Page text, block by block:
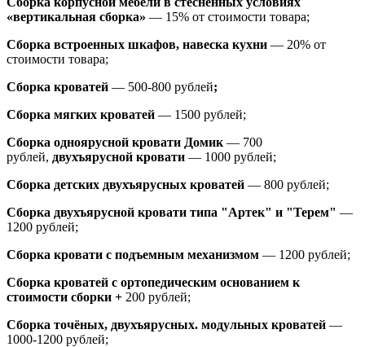
«вертикальная сборка» — 15% от стоимости товара;
Сборка встроенных шкафов, навеска кухни — 20% от
стоимости товара;
Сборка кроватей — 500-800 рублей;
Сборка мягких кроватей — 1500 рублей;
Сборка одноярусной кровати Домик — 700
рублей, двухъярусной кровати — 1000 рублей;
Сборка детских двухъярусных кроватей — 800 рублей;
Сборка двухъярусной кровати типа "Артек" и "Терем" —
1200 рублей;
Сборка кровати с подъемным механизмом — 1200 рублей;
Сборка кроватей с ортопедическим основанием к
стоимости сборки + 200 рублей;
Сборка точёных, двухъярусных. модульных кроватей —
1000-1200 рублей;